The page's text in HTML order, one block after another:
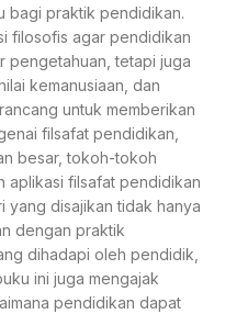
bagi praktik pendidikan.
filosofis agar pendidikan
pengetahuan, tetapi juga
kemanusiaan, dan
untuk memberikan
filsafat pendidikan,
besar, tokoh-tokoh
aplikasi filsafat pendidikan
yang disajikan tidak hanya
dengan praktik
dihadapi oleh pendidik,
ini juga mengajak
pendidikan dapat